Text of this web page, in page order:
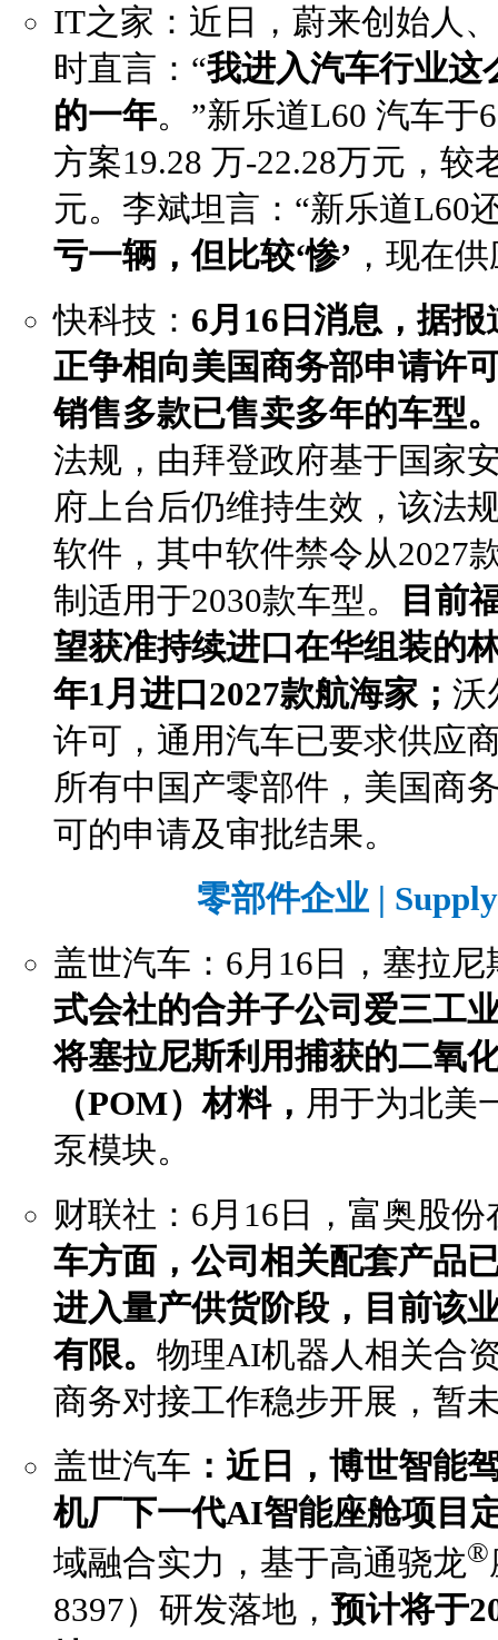
IT之家：近日，蔚来创始人
时直言：“我进入汽车行业这
的一年。”新乐道L60 汽车于
方案19.28 万-22.28万元，较
元。李斌坦言：“新乐道L60
亏一辆，但比较‘惨’ ，现在
快科技： 6月16日消息，据
正争相向美国商务部申请许
销售多款已售卖多年的车型
法规，由拜登政府基于国家
府上台后仍维持生效，该法
软件，其中软件禁令从2027
制适用于2030款车型。
目前
望获准持续进口在华组装的
年1月进口2027款航海家； 沃
许可，通用汽车已要求供应
所有中国产零部件，美国商
可的申请及审批结果。
零部件企业 |
盖世汽车：6月16日，塞拉尼
式会社的合并子公司爱三工
将塞拉尼斯利用捕获的二氧
（POM）材料， 用于为北美
泵模块。
财联社：6月16日，富奥股
车方面，公司相关配套产品
进入量产供货阶段，目前该
有限。 物理AI机器人相关合
商务对接工作稳步开展，暂
盖世汽车 ：近日， 博世智能
机厂下一代AI智能座舱项目
域融合实力，基于高通骁龙®
8397）研发落地， 预计将于